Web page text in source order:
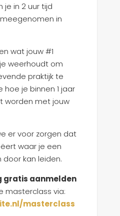
je in 2 uur tijd
in
wat jouw #1
weerhoudt om
praktijk te
hoe je binnen 1 jaar
worden met jouw
er voor zorgen dat
waar je een
kan leiden.
gratis aanmelden
masterclass via:
masterclass